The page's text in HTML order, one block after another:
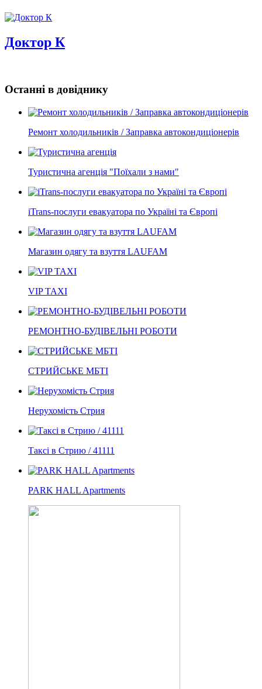
Доктор К
Останні в довіднику
Ремонт холодильників / Заправка автокондиціонерів
Туристична агенція "Поїхали з нами"
iTrans-послуги евакуатора по Україні та Європі
Магазин одягу та взуття LAUFAM
VIP TAXI
РЕМОНТНО-БУДІВЕЛЬНІ РОБОТИ
СТРИЙСЬКЕ МБТІ
Нерухомість Стрия
Таксі в Стрию / 41111
PARK HALL Apartments